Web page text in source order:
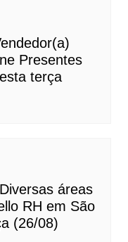
Presentes
terça
áreas
RH em São
(26/08)